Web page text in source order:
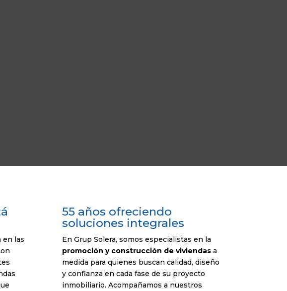
en las
55 años ofreciendo
soluciones integrales
En Grup Solera, somos especialistas en la
promoción y construcción de viviendasa
medida para quienes buscan calidad, diseño
y confianza en cada fase de su proyecto
inmobiliario. Acompañamos a nuestros